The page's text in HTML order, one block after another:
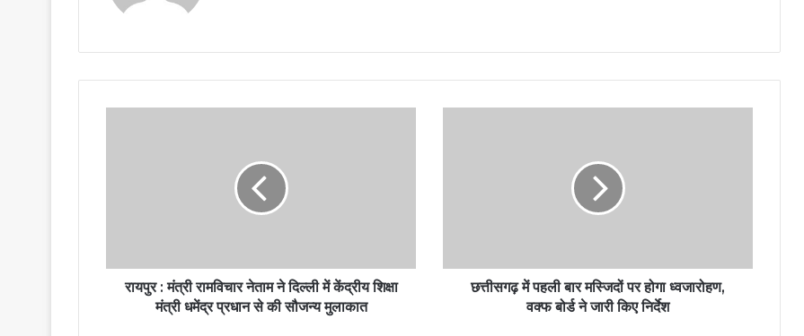
रायपुर : मंत्री रामविचार नेताम ने दिल्ली में केंद्रीय शिक्षा
मंत्री धमेंद्र प्रधान से की सौजन्य मुलाकात
छत्तीसगढ़ में पहली बार मस्जिदों पर होगा ध्वजारोहण,
वक्फ बोर्ड ने जारी किए निर्देश